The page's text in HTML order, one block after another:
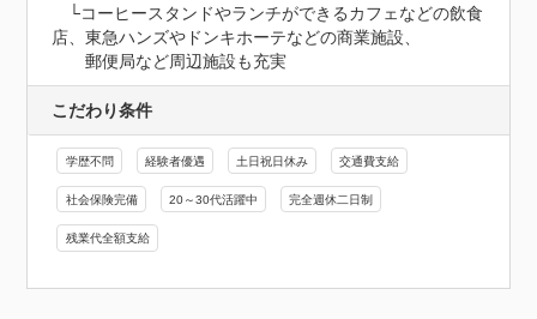
└コーヒースタンドやランチができるカフェなどの飲食
店、東急ハンズやドンキホーテなどの商業施設、
郵便局など周辺施設も充実
こだわり条件
学歴不問 経験者優遇 土日祝日休み 交通費支給
社会保険完備 20～30代活躍中 完全週休二日制
残業代全額支給